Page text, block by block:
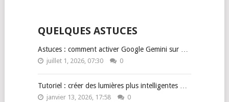
QUELQUES ASTUCES
Astuces : comment activer Google Gemini sur …
juillet 1, 2026, 07:30 0
Tutoriel : créer des lumières plus intelligentes …
janvier 13, 2026, 17:58 0